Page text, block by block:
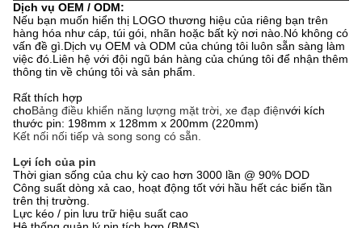
Dịch vụ OEM / ODM:
Nếu bạn muốn hiển thị LOGO thương hiệu của riêng bạn trên
hàng hóa như cáp, túi gói, nhãn hoặc bất kỳ nơi nào.Nó không có
vấn đề gì.Dịch vụ OEM và ODM của chúng tôi luôn sẵn sàng làm
việc đó.Liên hệ với đội ngũ bán hàng của chúng tôi để nhận thêm
thông tin về chúng tôi và sản phẩm.
Rất thích hợp
choBảng điều khiển năng lượng mặt trời, xe đạp điệnvới kích
thước pin: 198mm x 128mm x 200mm (220mm)
Kết nối nối tiếp và song song có sẵn.
Lợi ích của pin
Thời gian sống của chu kỳ cao hơn 3000 lần @ 90% DOD
Công suất dòng xả cao, hoạt động tốt với hầu hết các biến tần
trên thị trường.
Lực kéo / pin lưu trữ hiệu suất cao